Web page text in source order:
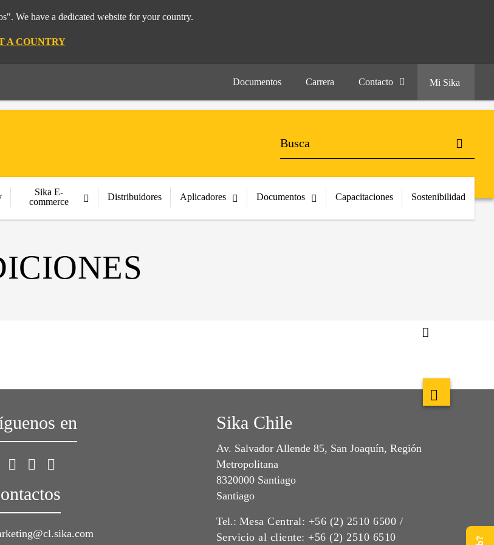
We have a dedicated website for your country.
A COUNTRY
Documentos Carrera Contacto Mi Sika
Sika E-
commerce
Distribuidores Aplicadores Documentos Capacitaciones Sostenibilidad
en Sika Chile
Av. Salvador Allende 85, San Joaquín, Región
Metropolitana
8320000 Santiago
Santiago
Tel.: Mesa Central: +56 (2) 2510 6500 /
Servicio al cliente: +56 (2) 2510 6510